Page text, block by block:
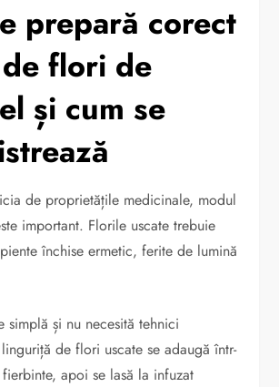
prepară corect
flori de
și cum se
de proprietățile medicinale, modul
important. Florile uscate trebuie
închise ermetic, ferite de lumină
simplă și nu necesită tehnici
de flori uscate se adaugă într-
apoi se lasă la infuzat